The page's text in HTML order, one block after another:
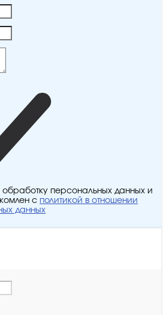
обработку персональных данных и
с политикой в отношении
данных